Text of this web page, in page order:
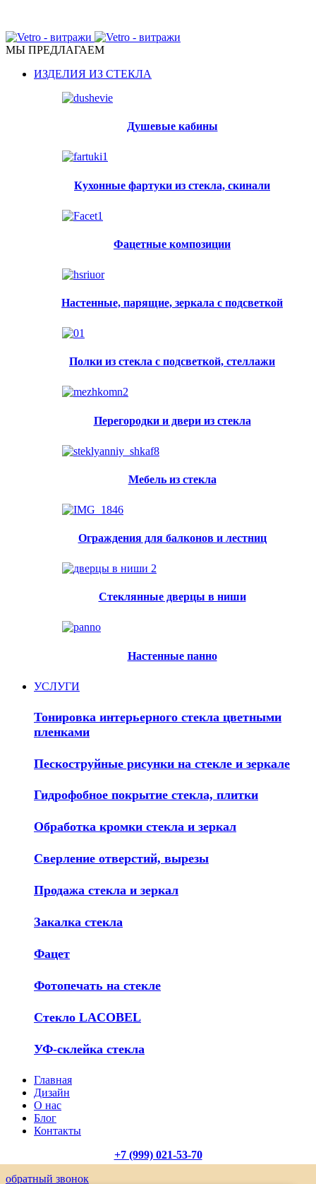
МЫ ПРЕДЛАГАЕМ
ИЗДЕЛИЯ ИЗ СТЕКЛА
Душевые кабины
Кухонные фартуки из стекла, скинали
Фацетные композиции
Настенные, парящие, зеркала с подсветкой
Полки из стекла с подсветкой, стеллажи
Перегородки и двери из стекла
Мебель из стекла
Ограждения для балконов и лестниц
Стеклянные дверцы в ниши
Настенные панно
УСЛУГИ
Тонировка интерьерного стекла цветными
пленками
Пескоструйные рисунки на стекле и зеркале
Гидрофобное покрытие стекла, плитки
Обработка кромки стекла и зеркал
Сверление отверстий, вырезы
Продажа стекла и зеркал
Закалка стекла
Фацет
Фотопечать на стекле
Стекло LACOBEL
УФ-склейка стекла
Главная
Дизайн
О нас
Блог
Контакты
+7 (999) 021-53-70
обратный звонок